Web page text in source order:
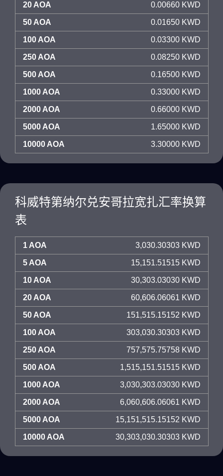
20 AOA 0.00660 KWD
50 AOA 0.01650 KWD
100 AOA 0.03300 KWD
250 AOA 0.08250 KWD
500 AOA 0.16500 KWD
1000 AOA 0.33000 KWD
2000 AOA 0.66000 KWD
5000 AOA 1.65000 KWD
10000 AOA 3.30000 KWD
科威特第纳尔兑安哥拉宽扎汇率换算
表
1 AOA 3,030.30303 KWD
5 AOA 15,151.51515 KWD
10 AOA 30,303.03030 KWD
20 AOA 60,606.06061 KWD
50 AOA 151,515.15152 KWD
100 AOA 303,030.30303 KWD
250 AOA 757,575.75758 KWD
500 AOA 1,515,151.51515 KWD
1000 AOA 3,030,303.03030 KWD
2000 AOA 6,060,606.06061 KWD
5000 AOA 15,151,515.15152 KWD
10000 AOA 30,303,030.30303 KWD